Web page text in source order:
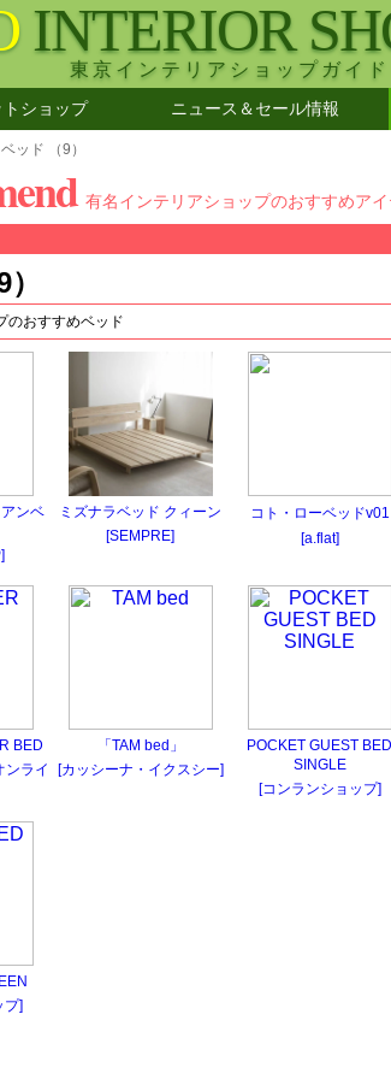
INTERIOR
東京インテリアショップガイド
トショップ ニュース＆セール情報
ッド （9）
有名インテリアショップのおすすめアイ
のおすすめベッド
ンベ
ミズナラベッド クィーン
[SEMPRE]
コト・ローベッドv01
[a.flat]
BED
ライ
「TAM bed」
[カッシーナ・イクスシー]
POCKET GUEST BED
SINGLE
[コンランショップ]
プ]